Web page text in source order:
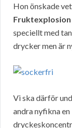
Hon önskade
Fruktexplosion
speciellt med
drycker men är
Vi ska därför
andra nyfikna